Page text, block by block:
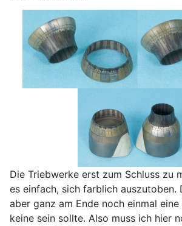
Die Triebwerke erst zum Schluss zu
es einfach, sich farblich auszutoben.
aber ganz am Ende noch einmal
keine sein sollte. Also muss ich hier